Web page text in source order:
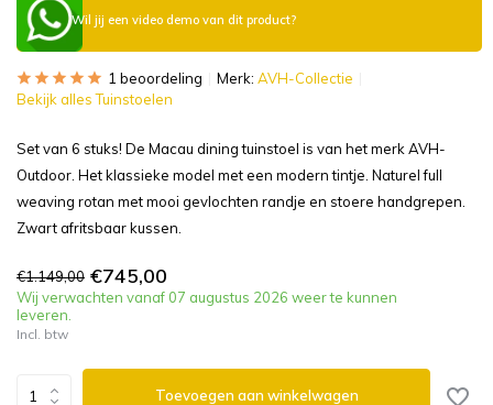
Wil jij een video demo van dit product?
1 beoordeling Merk: AVH-Collectie
Bekijk alles Tuinstoelen
Set van 6 stuks! De Macau dining tuinstoel is van het merk AVH-
Outdoor. Het klassieke model met een modern tintje. Naturel full
weaving rotan met mooi gevlochten randje en stoere handgrepen.
Zwart afritsbaar kussen.
€1.149,00 €745,00
Wij verwachten vanaf 07 augustus 2026 weer te kunnen
leveren.
Incl. btw
Toevoegen aan winkelwagen